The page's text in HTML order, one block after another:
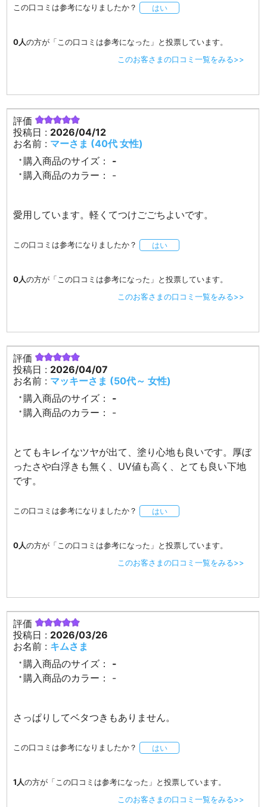
この口コミは参考になりましたか？ はい
0人の方が「この口コミは参考になった」と投票しています。
このお客さまの口コミ一覧をみる>>
評価
投稿日 : 2026/04/12
お名前 : マーさま (40代 女性)
購入商品のサイズ：
-
購入商品のカラー：
-
愛用しています。軽くてつけごごちよいです。
この口コミは参考になりましたか？ はい
0人の方が「この口コミは参考になった」と投票しています。
このお客さまの口コミ一覧をみる>>
評価
投稿日 : 2026/04/07
お名前 : マッキーさま (50代～ 女性)
購入商品のサイズ：
-
購入商品のカラー：
-
とてもキレイなツヤが出て、塗り心地も良いです。厚ぼ
ったさや白浮きも無く、UV値も高く、とても良い下地
です。
この口コミは参考になりましたか？ はい
0人の方が「この口コミは参考になった」と投票しています。
このお客さまの口コミ一覧をみる>>
評価
投稿日 : 2026/03/26
お名前 : キムさま
購入商品のサイズ：
-
購入商品のカラー：
-
さっぱりしてベタつきもありません。
この口コミは参考になりましたか？ はい
1人の方が「この口コミは参考になった」と投票しています。
このお客さまの口コミ一覧をみる>>